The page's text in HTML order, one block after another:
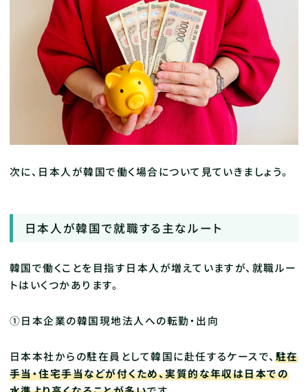
次に、日本人が韓国で働く場合について見ていきましょう。
日本人が韓国で就職する主なルート
韓国で働くことを目指す日本人が増えていますが、就職ルー
トはいくつかあります。
①日本企業の韓国現地法人への転勤・出向
日本本社からの駐在員として韓国に赴任するケースで、 駐在
手当・住宅手当などが付くため、実質的な年収は日本での